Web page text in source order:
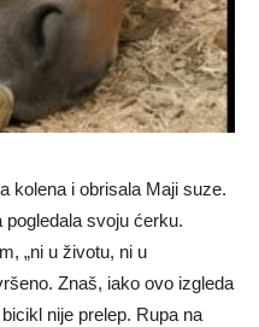
kolena i obrisala Maji suze.
pogledala svoju ćerku.
„ni u životu, ni u
Znaš, iako ovo izgleda
nije prelep. Rupa na